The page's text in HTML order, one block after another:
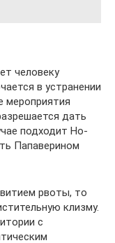
человеку
в устранении
мероприятия
дать
подходит Но-
Папаверином
рвоты, то
клизму.
с